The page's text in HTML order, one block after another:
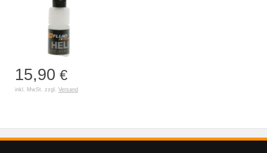
15,90 €
inkl. MwSt. zzgl. Versand